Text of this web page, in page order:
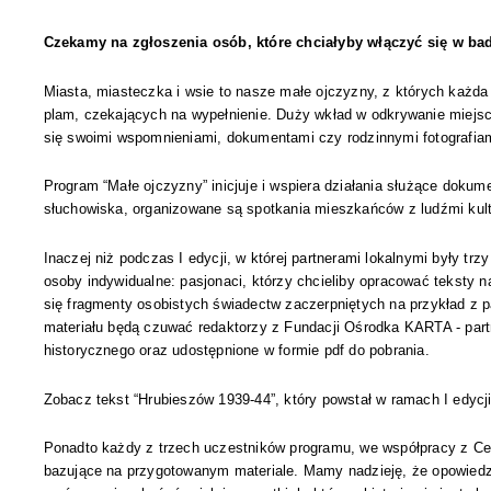
Czekamy na zgłoszenia osób, które chciałyby włączyć się w
Miasta, miasteczka i wsie to nasze małe ojczyzny, z których
plam, czekających na wypełnienie. Duży wkład w odkrywanie
się swoimi wspomnieniami, dokumentami czy rodzinnymi
Program “Małe ojczyzny” inicjuje i wspiera działania służące
słuchowiska, organizowane są spotkania mieszkańców z ludźmi
Inaczej niż podczas I edycji, w której partnerami lokalnymi były
osoby indywidualne: pasjonaci, którzy chcieliby opracować teksty
się fragmenty osobistych świadectw zaczerpniętych na przykład z
materiału będą czuwać redaktorzy z Fundacji Ośrodka KARTA -
historycznego oraz udostępnione w formie pdf do pobrania.
Zobacz tekst “Hrubieszów 1939-44”, który powstał w ramach I
Ponadto każdy z trzech uczestników programu, we współpracy z
bazujące na przygotowanym materiale. Mamy nadzieję, że